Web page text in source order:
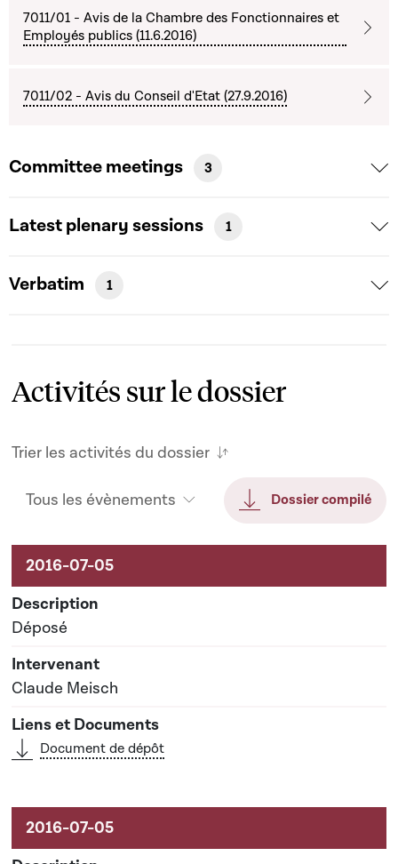
7011/01 - Avis de la Chambre des Fonctionnaires et
Employés publics (11.6.2016)
7011/02 - Avis du Conseil d'Etat (27.9.2016)
Committee meetings 3
Latest plenary sessions 1
Verbatim 1
Activités sur le dossier
Trier les activités du dossier
Tous les évènements Dossier compilé
Activités sur le dossier
Déposé
Claude Meisch
Document de dépôt